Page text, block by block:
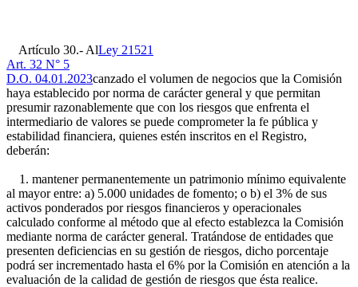
Artículo 30.- AlLey 21521
Art. 32 N° 5
D.O. 04.01.2023canzado el volumen de negocios que la Comisión
haya establecido por norma de carácter general y que permitan
presumir razonablemente que con los riesgos que enfrenta el
intermediario de valores se puede comprometer la fe pública y
estabilidad financiera, quienes estén inscritos en el Registro,
deberán:
1. mantener permanentemente un patrimonio mínimo equivalente
al mayor entre: a) 5.000 unidades de fomento; o b) el 3% de sus
activos ponderados por riesgos financieros y operacionales
calculado conforme al método que al efecto establezca la Comisión
mediante norma de carácter general. Tratándose de entidades que
presenten deficiencias en su gestión de riesgos, dicho porcentaje
podrá ser incrementado hasta el 6% por la Comisión en atención a la
evaluación de la calidad de gestión de riesgos que ésta realice.